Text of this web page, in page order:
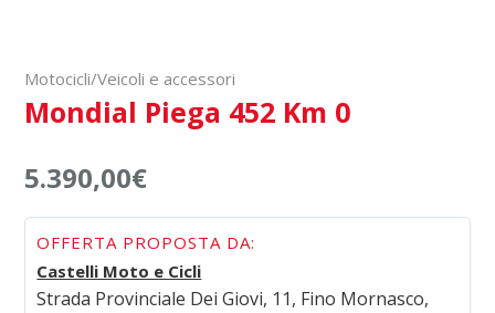
Motocicli/Veicoli e accessori
Mondial Piega 452 Km 0
5.390,00€
OFFERTA PROPOSTA DA:
Castelli Moto e Cicli
Strada Provinciale Dei Giovi, 11, Fino Mornasco,